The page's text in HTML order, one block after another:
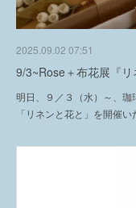
2025.09.02 07:51
9/3~Rose＋布花展『リ
明日、９／３（水）～、
「リネンと花と」を開催